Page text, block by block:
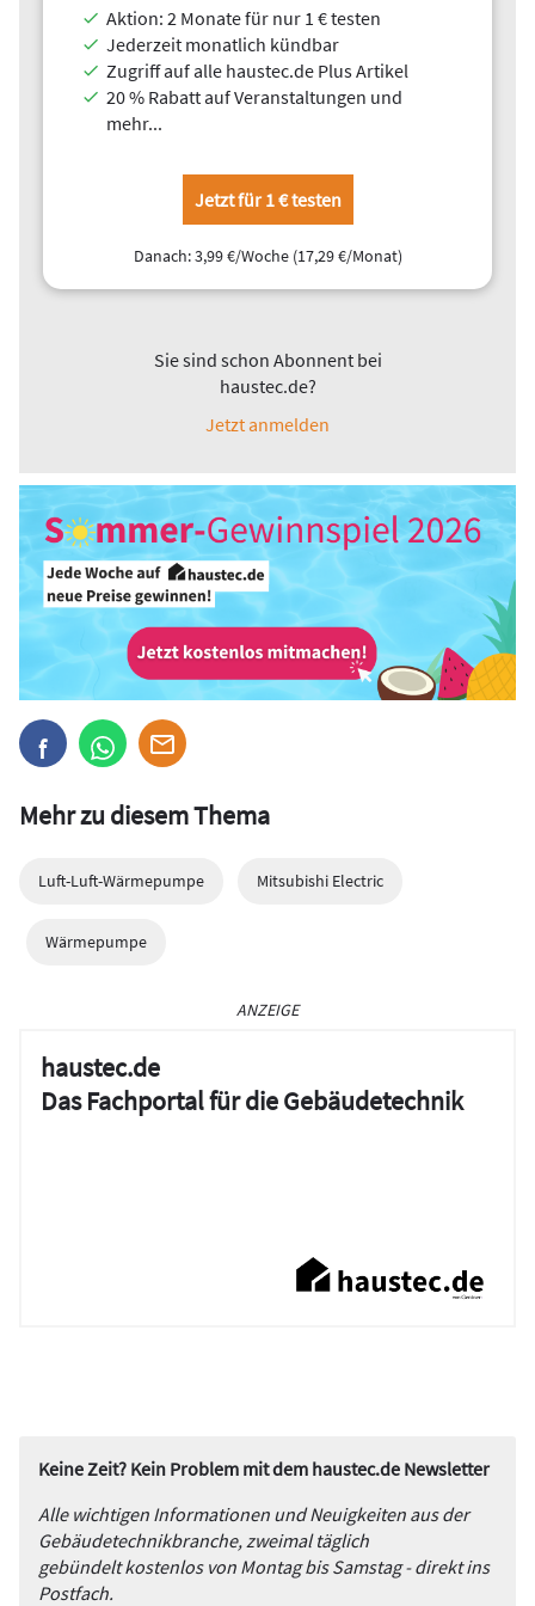
Wasser-Wärmepumpen
als auch die Luft-Luft-Wärmepumpen
von Mitsubishi Electric bieten in ihrem jeweiligen
Einsatzbereich zahlreiche Vorteile.
Aktion: 2 Monate für nur 1 € testen
Jederzeit monatlich kündbar
Zugriff auf alle haustec.de Plus Artikel
20 % Rabatt auf Veranstaltungen und
mehr...
Jetzt für 1 € testen
Danach: 3,99 €/Woche (17,29 €/Monat)
Sie sind schon Abonnent bei
haustec.de?
Mehr zu diesem Thema
Luft-Luft-Wärmepumpe Mitsubishi Electric
Wärmepumpe
ANZEIGE
haustec.de
Das Fachportal für die Gebäudetechnik
Keine Zeit? Kein Problem mit dem haustec.de Newsletter
Alle wichtigen Informationen und Neuigkeiten aus der
Gebäudetechnikbranche, zweimal täglich
gebündelt kostenlos von Montag bis Samstag - direkt ins
Postfach.